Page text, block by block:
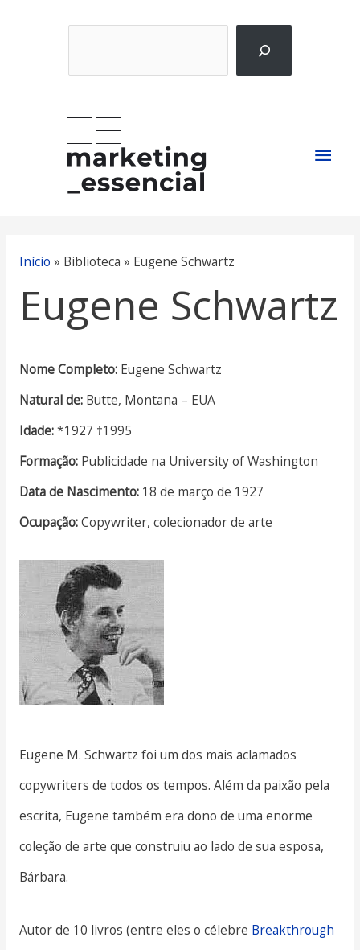
Início » Biblioteca » Eugene Schwartz
Eugene Schwartz
Nome Completo:Eugene Schwartz
Natural de: Butte, Montana – EUA
Idade:*1927 †1995
Formação:Publicidade na University of Washington
Data de Nascimento:18 de março de 1927
Ocupação:Copywriter, colecionador de arte
Eugene M. Schwartz foi um dos mais aclamados
copywriters de todos os tempos. Além da paixão pela
escrita, Eugene também era dono de uma enorme
coleção de arte que construiu ao lado de sua esposa,
Bárbara.
Autor de 10 livros (entre eles o célebre Breakthrough